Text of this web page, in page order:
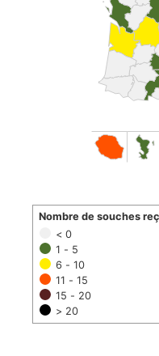
< 0
1 - 5
6 - 10
11 - 15
15 - 20
> 20
Nombre de souches